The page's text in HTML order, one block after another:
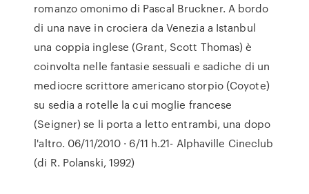
romanzo omonimo di Pascal Bruckner. A bordo
di una nave in crociera da Venezia a Istanbul
una coppia inglese (Grant, Scott Thomas) è
coinvolta nelle fantasie sessuali e sadiche di un
mediocre scrittore americano storpio (Coyote)
su sedia a rotelle la cui moglie francese
(Seigner) se li porta a letto entrambi, una dopo
l'altro. 06/11/2010 · 6/11 h.21- Alphaville Cineclub
(di R. Polanski, 1992)